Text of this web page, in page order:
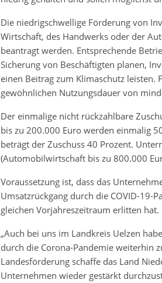
Die niedrigschwellige Förderung von
Wirtschaft, des Handwerks oder der
beantragt werden. Entsprechende
Sicherung von Beschäftigten planen,
einen Beitrag zum Klimaschutz
gewöhnlichen Nutzungsdauer von
Der einmalige nicht rückzahlbare
bis zu 200.000 Euro werden einmalig
beträgt der Zuschuss 40 Prozent.
(Automobilwirtschaft bis zu 800.000
Voraussetzung ist, dass das
Umsatzrückgang durch die COVID-19-
gleichen Vorjahreszeitraum erlitten hat.
„Auch bei uns im Landkreis Uelzen
durch die Corona-Pandemie weiterhin
Landesförderung schaffe das Land
Unternehmen wieder gestärkt